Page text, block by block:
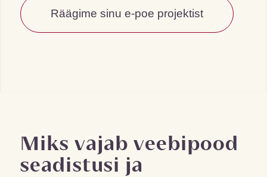
Räägime sinu e-poe projektist
Miks vajab veebipood
seadistusi ja